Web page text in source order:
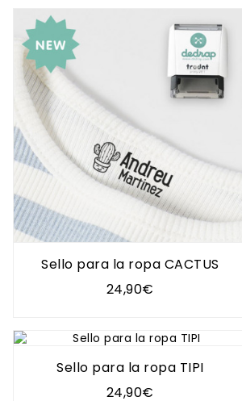
Sello para la ropa CACTUS
24,90€
Sello para la ropa TIPI
24,90€